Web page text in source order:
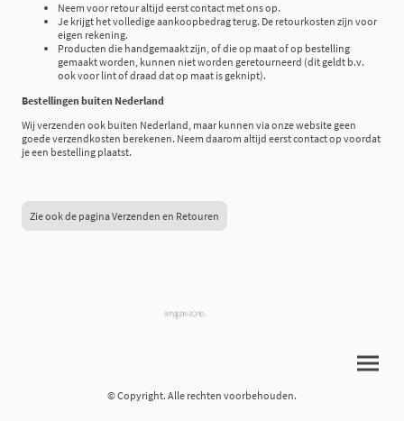
Neem voor retour altijd eerst contact met ons op.
Je krijgt het volledige aankoopbedrag terug. De retourkosten zijn voor
eigen rekening.
Producten die handgemaakt zijn, of die op maat of op bestelling
gemaakt worden, kunnen niet worden geretourneerd (dit geldt b.v.
ook voor lint of draad dat op maat is geknipt).
Bestellingen buiten Nederland
Wij verzenden ook buiten Nederland, maar kunnen via onze website geen
goede verzendkosten berekenen. Neem daarom altijd eerst contact op voordat
je een bestelling plaatst.
Zie ook de pagina Verzenden en Retouren
© Copyright. Alle rechten voorbehouden.